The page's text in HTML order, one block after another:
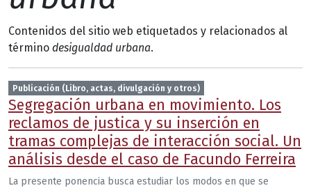
Contenidos del sitio web etiquetados y relacionados al
término desigualdad urbana.
Publicación (Libro, actas, divulgación y otros)
Segregación urbana en movimiento. Los
reclamos de justica y su inserción en
tramas complejas de interacción social. Un
análisis desde el caso de Facundo Ferreira
La presente ponencia busca estudiar los modos en que se